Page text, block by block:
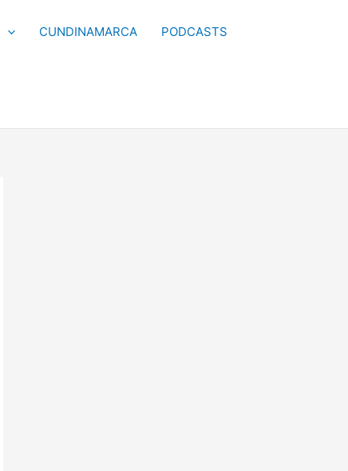
CUNDINAMARCA PODCASTS